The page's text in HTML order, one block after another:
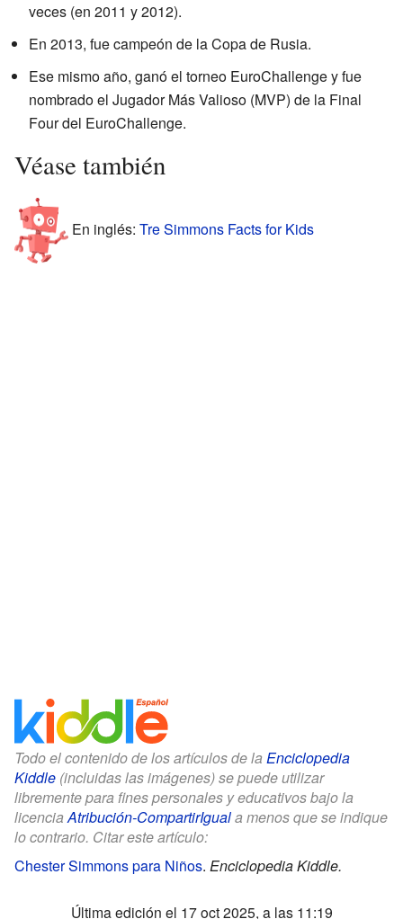
veces (en 2011 y 2012).
En 2013, fue campeón de la Copa de Rusia.
Ese mismo año, ganó el torneo EuroChallenge y fue
nombrado el Jugador Más Valioso (MVP) de la Final
Four del EuroChallenge.
Véase también
En inglés: Tre Simmons Facts for Kids
Todo el contenido de los artículos de la Enciclopedia
Kiddle (incluidas las imágenes) se puede utilizar
libremente para fines personales y educativos bajo la
licenciaAtribución-CompartirIguala menos que se indique
lo contrario. Citar este artículo:
Chester Simmons para Niños. Enciclopedia Kiddle.
Última edición el 17 oct 2025, a las 11:19